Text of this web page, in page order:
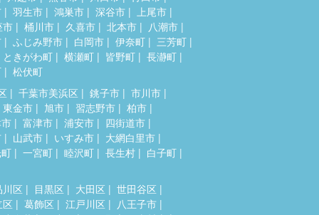
羽生市 鴻巣市 深谷市
上尾市
市
桶川市 久喜市 北本市
八潮市
ふじみ野市 白岡市 伊奈町
三芳町
ときがわ町
横瀬町 皆野町
長瀞町
松伏町
千葉市美浜区 銚子市
市川市
東金市
旭市 習志野市
柏市
富津市 浦安市
四街道市
山武市 いすみ市
大網白里市
一宮町 睦沢町 長生村 白子町
川区 目黒区 大田区
世田谷区
葛飾区 江戸川区
八王子市